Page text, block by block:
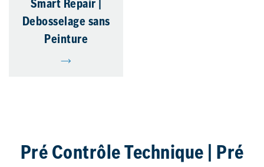
Smart Repair |
Debosselage sans
Peinture
Pré Contrôle Technique | Pré